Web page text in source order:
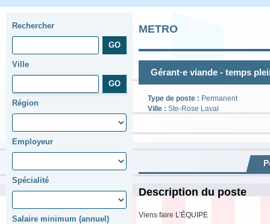
Rechercher
Ville
Région
Employeur
Spécialité
Salaire minimum (annuel)
METRO
Gérant·e viande - temps
Type de poste : Permanent
Ville : Ste-Rose Laval
Description du poste
Viens faire L’ÉQUIPE